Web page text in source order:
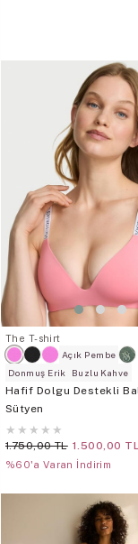
The T-shirt
Açık Pembe
Donmuş Erik
Buzlu Kahve
Hafif Dolgu Destekli
Sütyen
★ ★ ★ ★ ★
1.750,00 TL 1.500,00 TL
%60'a Varan İndirim